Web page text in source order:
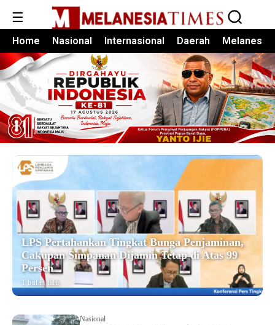
☰
Home Nasional Internasional Daerah Melanesia
LPS Pertahankan Tingkat Bunga Penjaminan,
Cakupan Simpanan Dijamin Tetap di Atas 99
Persen
1 bulan lalu
Nasional